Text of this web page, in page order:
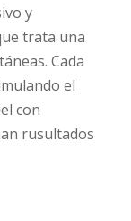
y
trata una
Cada
el
con
rusultados